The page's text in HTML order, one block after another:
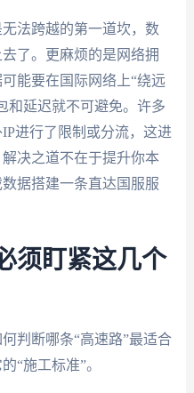
法跨越的第一道坎，数
了。更麻烦的是网络拥
能要在国际网络上“绕远
和延迟就不可避免。许多
进行了限制或分流，这进
决之道不在于提升你本
据搭建一条直达国服服
须盯紧这几个
判断哪条“高速路”最适合
“施工标准”。